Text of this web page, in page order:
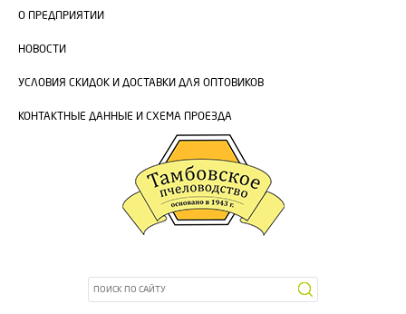
О ПРЕДПРИЯТИИ
НОВОСТИ
УСЛОВИЯ СКИДОК И ДОСТАВКИ ДЛЯ ОПТОВИКОВ
КОНТАКТНЫЕ ДАННЫЕ И СХЕМА ПРОЕЗДА